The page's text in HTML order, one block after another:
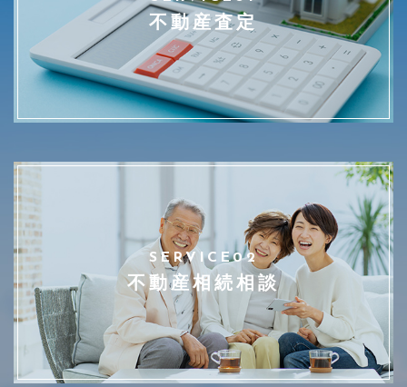
不動産査定
SERVICE02
不動産相続相談